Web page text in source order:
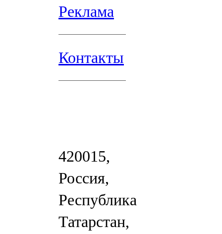
Реклама
Контакты
420015,
Россия,
Республика
Татарстан,